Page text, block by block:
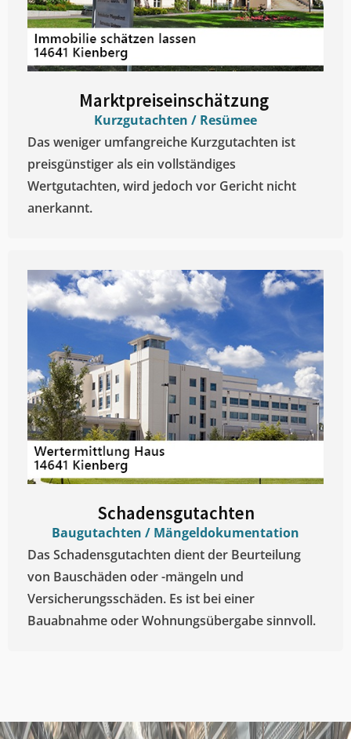
Marktpreiseinschätzung ​
Kurzgutachten / Resümee
Das weniger umfangreiche Kurzgutachten ist
preisgünstiger als ein vollständiges
Wertgutachten, wird jedoch vor Gericht nicht
anerkannt.
Schadensgutachten
Baugutachten / Mängeldokumentation
Das Schadensgutachten dient der Beurteilung
von Bauschäden oder -mängeln und
Versicherungsschäden. Es ist bei einer
Bauabnahme oder Wohnungsübergabe sinnvoll.